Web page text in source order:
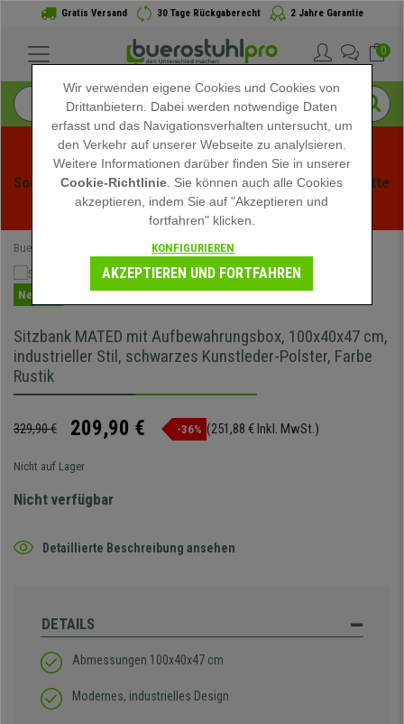
Gratis Versand 30 Tage Rückgaberecht 2 Jahre Garantie
0
Sommerschlussverauf bei buerstuhlpro! Exklusive Rabatte
für kurze Zeit - Aktion ansehen -
Buerostuhlpro Sitzbank für den Warteraum
Neuheit
Sitzbank MATED mit Aufbewahrungsbox, 100x40x47 cm,
industrieller Stil, schwarzes Kunstleder-Polster, Farbe
Rustik
329,90 € 209,90 € -36% (251,88 € Inkl. MwSt.)
Nicht auf Lager
Nicht verfügbar
Detaillierte Beschreibung ansehen
DETAILS
Abmessungen 100x40x47 cm
Modernes, industrielles Design
Wir verwenden eigene Cookies und Cookies von
Drittanbietern. Dabei werden notwendige Daten
erfasst und das Navigationsverhalten untersucht, um
den Verkehr auf unserer Webseite zu analylsieren.
Weitere Informationen darüber finden Sie in unserer
Cookie-Richtlinie . Sie können auch alle Cookies
akzeptieren, indem Sie auf "Akzeptieren und
fortfahren" klicken.
KONFIGURIEREN
AKZEPTIEREN UND FORTFAHREN